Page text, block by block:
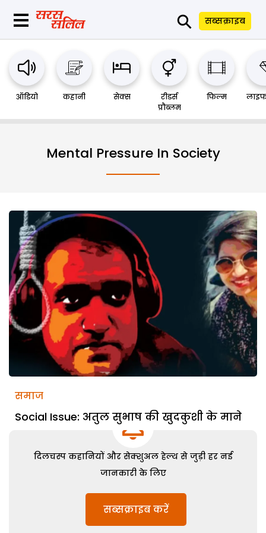
⚲ सब्सक्राइब
ऑडियो कहानी सेक्स
रीडर्स
प्रौब्लम
फिल्म
Mental Pressure In Society
समाज
Social Issue: अतुल सुभाष की खुदकुशी के माने
दिलचस्प कहानियों और सेक्शुअल हेल्थ से जुड़ी हर नई
जानकारी के लिए
सब्सक्राइब करें